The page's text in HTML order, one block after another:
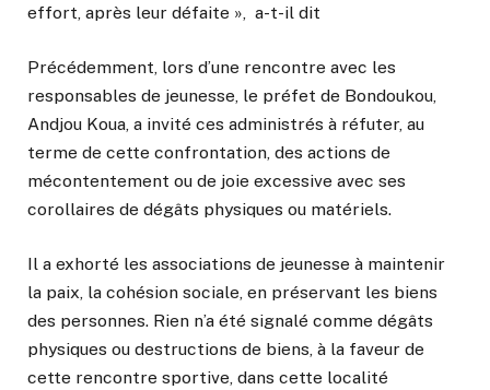
effort, après leur défaite », a-t-il dit
Précédemment, lors d’une rencontre avec les
responsables de jeunesse, le préfet de Bondoukou,
Andjou Koua, a invité ces administrés à réfuter, au
terme de cette confrontation, des actions de
mécontentement ou de joie excessive avec ses
corollaires de dégâts physiques ou matériels.
Il a exhorté les associations de jeunesse à maintenir
la paix, la cohésion sociale, en préservant les biens
des personnes. Rien n’a été signalé comme dégâts
physiques ou destructions de biens, à la faveur de
cette rencontre sportive, dans cette localité